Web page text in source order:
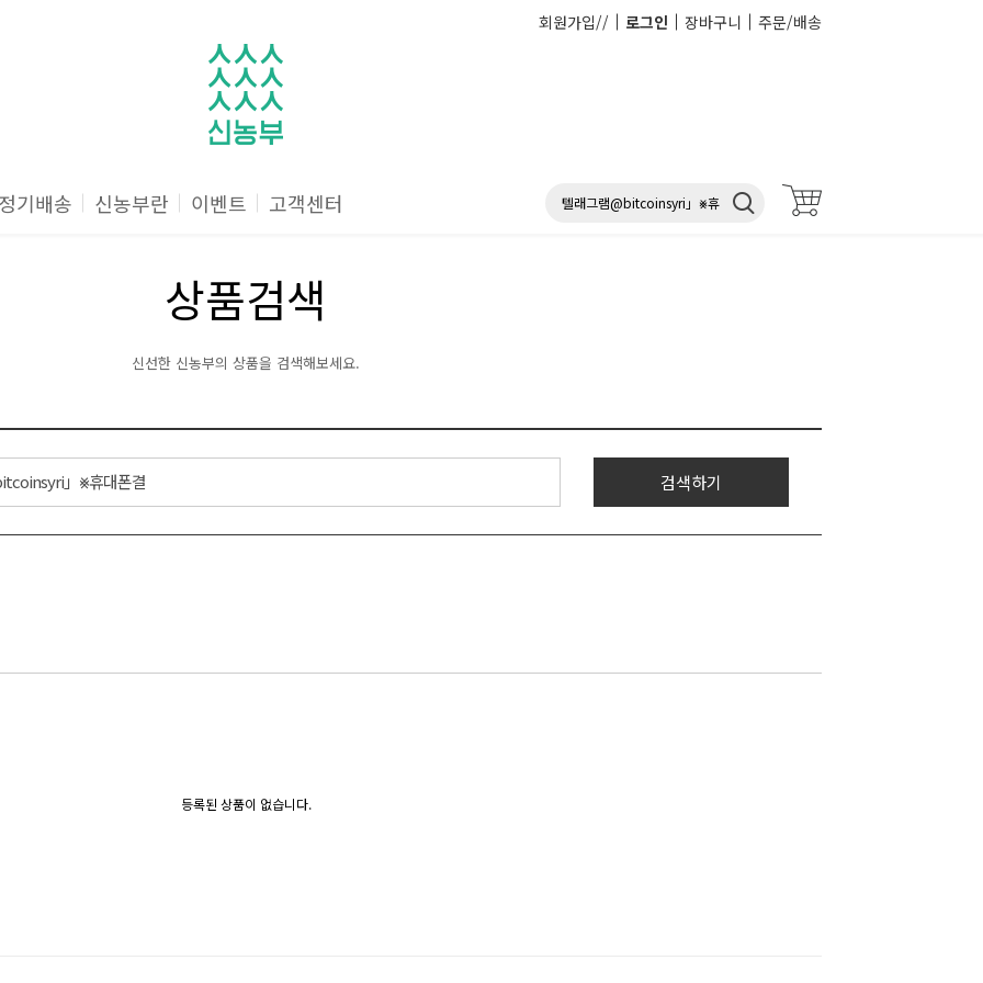
회원가입// 로그인 장바구니 주문/배송
정기배송 신농부란 이벤트 고객센터
상품검색
신선한 신농부의 상품을 검색해보세요.
등록된 상품이 없습니다.